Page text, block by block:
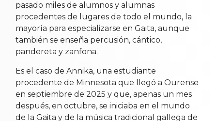
pasado miles de alumnos y alumnas
procedentes de lugares de todo el mundo, la
mayoría para especializarse en Gaita, aunque
también se enseña percusión, cántico,
pandereta y zanfona.
Es el caso de Annika, una estudiante
procedente de Minnesota que llegó a Ourense
en septiembre de 2025 y que, apenas un mes
después, en octubre, se iniciaba en el mundo
de la Gaita y de la música tradicional gallega de